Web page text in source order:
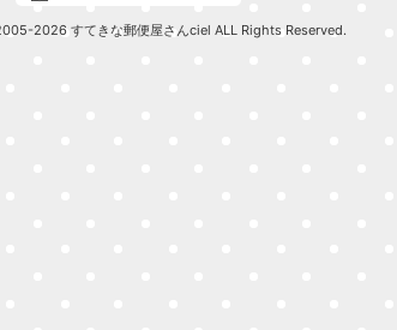
2026 すてきな郵便屋さんciel ALL Rights Reserved.